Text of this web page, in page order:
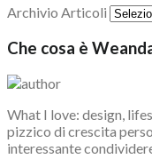
Archivio Articoli
Che cosa è
What I love: design,
pizzico di crescita
interessante